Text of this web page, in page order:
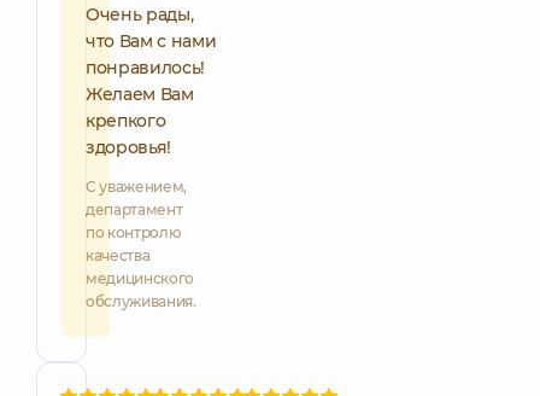
Очень рады,
что Вам с нами
понравилось!
Желаем Вам
крепкого
здоровья!
С уважением,
департамент
по контролю
качества
медицинского
обслуживания.